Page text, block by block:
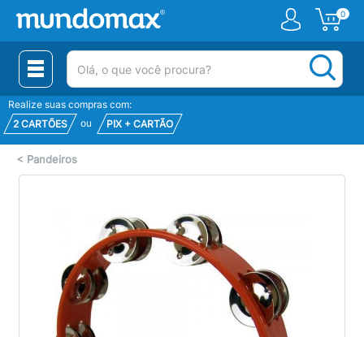
0
(pesquisar)
Realize suas compras com:
2 CARTÕES
ou PIX + CARTÃO
< Pandeiros